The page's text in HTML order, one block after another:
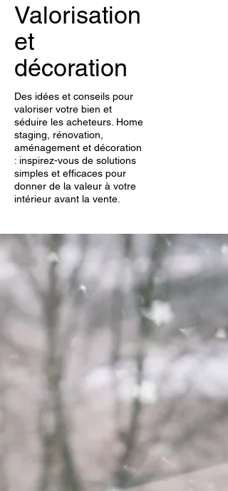
Valorisation
et
décoration
Des idées et conseils pour
valoriser votre bien et
séduire les acheteurs. Home
staging, rénovation,
aménagement et décoration
: inspirez-vous de solutions
simples et efficaces pour
donner de la valeur à votre
intérieur avant la vente.